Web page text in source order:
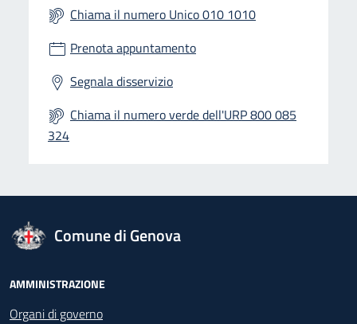
Chiama il numero Unico 010 1010
Prenota appuntamento
Segnala disservizio
Chiama il numero verde dell'URP 800 085
324
logo Unione Europea
Comune di Genova
Footer - Navigazione
AMMINISTRAZIONE
Organi di governo